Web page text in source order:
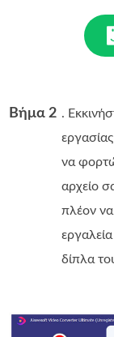
Βήμα 2 .
να
αρχείο
πλέον να
εργαλεία
δίπλα